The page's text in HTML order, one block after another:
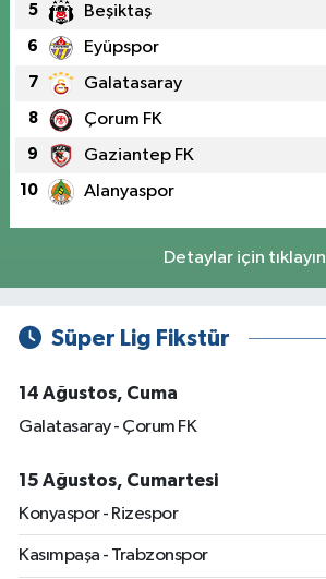
5 Beşiktaş
6 Eyüpspor
7 Galatasaray
8 Çorum FK
9 Gaziantep FK
10 Alanyaspor
Detaylar için tıklayın
Süper Lig Fikstür
14 Ağustos, Cuma
Galatasaray - Çorum FK
15 Ağustos, Cumartesi
Konyaspor - Rizespor
Kasımpaşa - Trabzonspor